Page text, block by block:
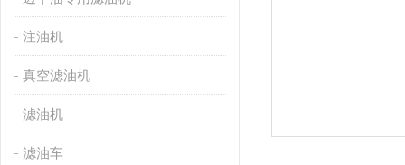
注油机
真空滤油机
滤油机
滤油车